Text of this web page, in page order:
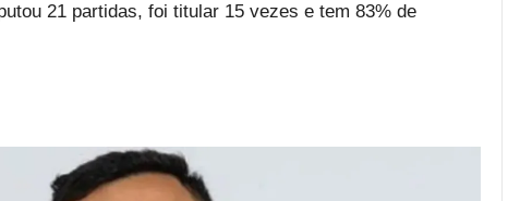
21 partidas, foi titular 15 vezes e tem 83% de